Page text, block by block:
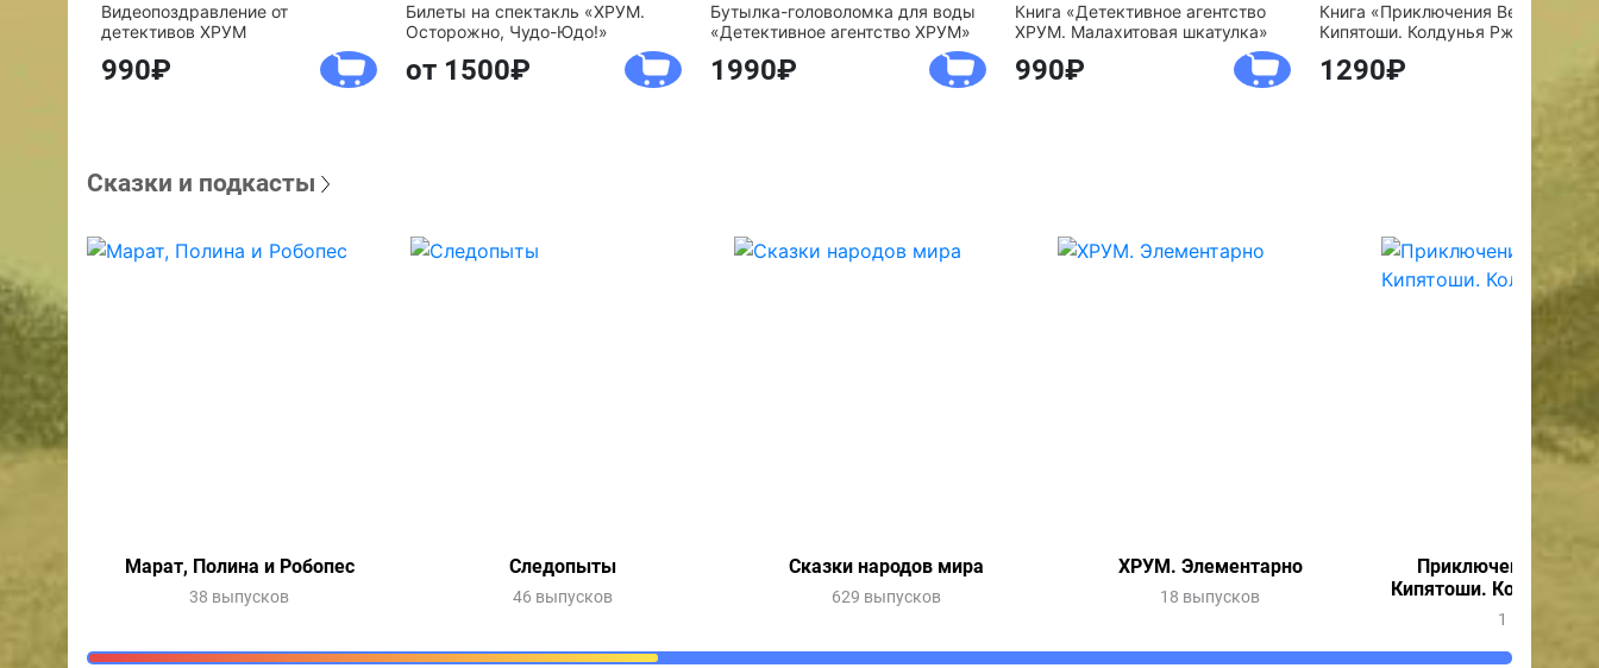
Видеопоздравление от
детективов ХРУМ
990
Билеты на спектакль «ХРУМ.
Осторожно, Чудо-Юдо!»
от 1500
Бутылка-головоломка для воды
«Детективное агентство ХРУМ»
1990
Книга «Детективное агентство
ХРУМ. Малахитовая шкатулка»
990
Книга «Приключения Веснушки и
Кипятоши. Колдунья Ржавелла»
1290
Сказки и подкасты
Марат, Полина и Робопес
38 выпусков
Следопыты
46 выпусков
Сказки народов мира
629 выпусков
ХРУМ. Элементарно
18 выпусков
Приключения
Кипятоши. Колдунья
1 выпуск